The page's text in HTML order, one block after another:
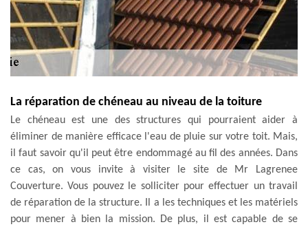
La réparation de chéneau au niveau de la toiture
Le chéneau est une des structures qui pourraient aider à
éliminer de manière efficace l'eau de pluie sur votre toit. Mais,
il faut savoir qu'il peut être endommagé au fil des années. Dans
ce cas, on vous invite à visiter le site de Mr Lagrenee
Couverture. Vous pouvez le solliciter pour effectuer un travail
de réparation de la structure. Il a les techniques et les matériels
pour mener à bien la mission. De plus, il est capable de se